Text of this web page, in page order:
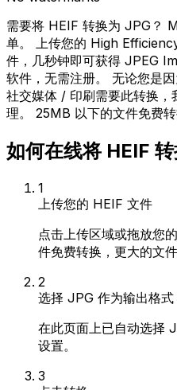
需要将 HEIF 转换为 JPG？
单。 上传您的 High
件，几秒钟即可获得 JPEG
软件，无需注册。 无论您是
社交媒体 / 印刷需要此转换，
理。 25MB 以下的文件免费
如何在线将 HEIF
1
上传您的 HEIF 文件
点击上传区域或拖放您
件免费转换，更大的文
2
选择 JPG 作为输出格式
在此页面上已自动选择
设置。
3